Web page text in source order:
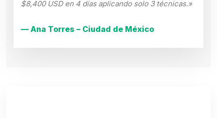
$8,400 USD en 4 días aplicando solo 3 técnicas.»
— Ana Torres – Ciudad de México